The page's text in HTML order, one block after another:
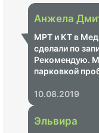
Анжела
МРТ и КТ в
сделали по
Рекомендую.
парковкой
10.08.2019
Эльвира